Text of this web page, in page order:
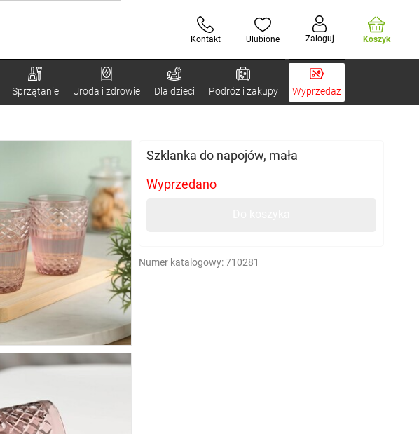
Kontakt Ulubione Zaloguj Koszyk
Sprzątanie Uroda i zdrowie Dla dzieci Podróż i zakupy Wyprzedaż
Szklanka do napojów, mała
Wyprzedano
Numer katalogowy:710281